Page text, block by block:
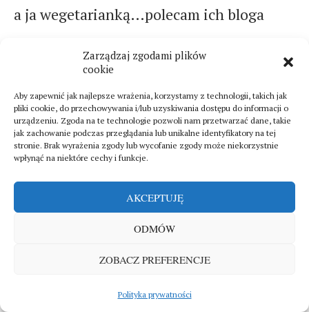
Zarządzaj zgodami plików
cookie
Aby zapewnić jak najlepsze wrażenia, korzystamy z technologii, takich jak
pliki cookie, do przechowywania i/lub uzyskiwania dostępu do informacji o
urządzeniu. Zgoda na te technologie pozwoli nam przetwarzać dane, takie
jak zachowanie podczas przeglądania lub unikalne identyfikatory na tej
stronie. Brak wyrażenia zgody lub wycofanie zgody może niekorzystnie
wpłynąć na niektóre cechy i funkcje.
AKCEPTUJĘ
ODMÓW
ZOBACZ PREFERENCJE
Polityka prywatności
a ja wegetarianką…polecam ich bloga
ZOSTAW KOMENTARZ